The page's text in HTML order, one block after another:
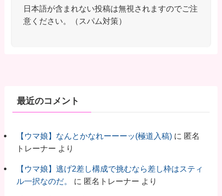
日本語が含まれない投稿は無視されますのでご注
意ください。（スパム対策）
最近のコメント
【ウマ娘】なんとかなれーーーッ(極道入稿)に 匿名
トレーナー より
【ウマ娘】逃げ2差し構成で挑むなら差し枠はスティ
ル一択なのだ。
に 匿名トレーナー より